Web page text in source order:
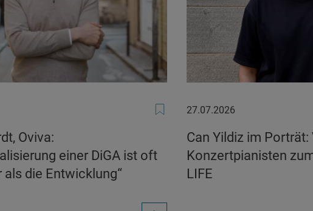
Oviva:
einer DiGA ist oft
die Entwicklung“
27.07.2026
27.07.2026
Can Yildiz im Porträt:
Konzertpianisten
LIFE